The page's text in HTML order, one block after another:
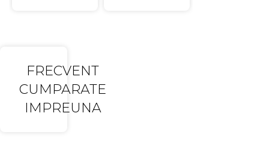
FRECVENT
CUMPARATE
IMPREUNA